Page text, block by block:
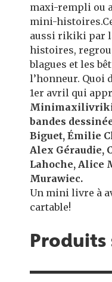
maxi-rempli ou
mini-
aussi rikiki par
histoires,
blagues et les
l’honneur. Quoi
1er avril qui
bandes
Biguet, Émilie
Alex Géraudie,
Lahoche, Alice
Murawiec.
Un mini livre à
cartable!
Produits